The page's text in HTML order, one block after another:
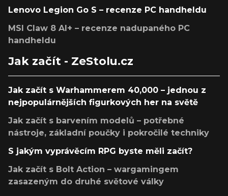
Lenovo Legion Go S – recenze PC handheldu
MSI Claw 8 AI+ – recenze nadupaného PC
handheldu
Jak začít - ZeStolu.cz
Jak začít s Warhammerem 40,000 – jednou z
nejpopulárnějších figurkových her na světě
Jak začít s barvením modelů – potřebné
nástroje, základní poučky i pokročilé techniky
S jakým vyprávěcím RPG byste měli začít?
Jak začít s Bolt Action – wargamingem
zasazeným do druhé světové války